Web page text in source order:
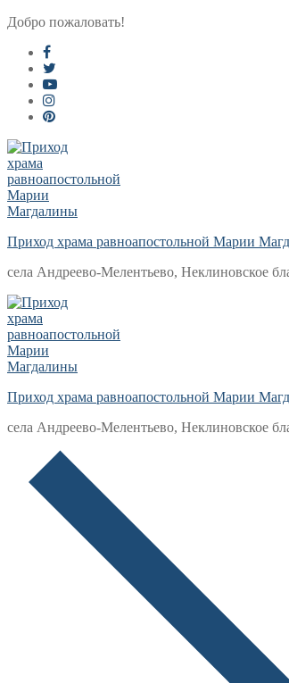
Перейти
содержимому
Меню
Закрыть
Добро пожаловать!
Приход храма равноапостольной Марии
села Андреево-Мелентьево, Неклиновское
Приход храма равноапостольной Марии
села Андреево-Мелентьево, Неклиновское